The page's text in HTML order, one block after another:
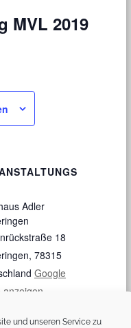
und unseren Service zu
MVL 2019
Adler
18
, 78315
Google
anzeigen